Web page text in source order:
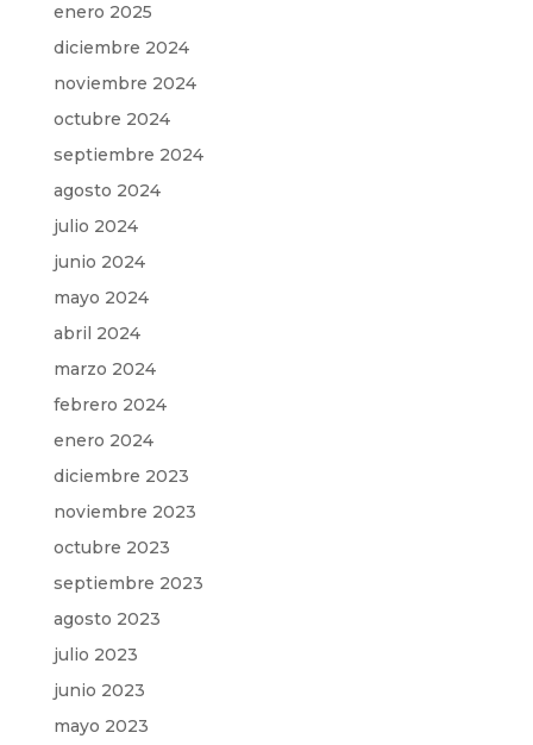
enero 2025
diciembre 2024
noviembre 2024
octubre 2024
septiembre 2024
agosto 2024
julio 2024
junio 2024
mayo 2024
abril 2024
marzo 2024
febrero 2024
enero 2024
diciembre 2023
noviembre 2023
octubre 2023
septiembre 2023
agosto 2023
julio 2023
junio 2023
mayo 2023